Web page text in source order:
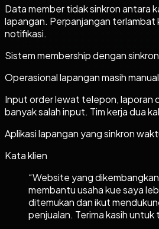
Data member tidak sinkron antara
lapangan. Perpanjangan terlambat
notifikasi.
Sistem membership dengan
Operasional lapangan masih manual
Input order lewat telepon, laporan
banyak salah input. Tim kerja dua
Aplikasi lapangan yang sinkron
Kata klien
“Website yang
membantu usaha kue saya
ditemukan dan ikut
penjualan. Terima kasih